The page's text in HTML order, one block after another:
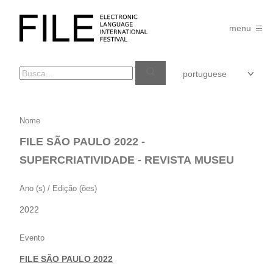
FILE
FESTIVAL
menu
FILE
SÃO
PAULO
–
SUPERCRIATIVIDADE
REVISTA
MUSEU
Nome
FILE SÃO PAULO 2022 -
SUPERCRIATIVIDADE - REVISTA MUSEU
Ano (s) / Edição (ões)
2022
Evento
FILE SÃO PAULO 2022